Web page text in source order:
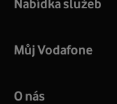
COMPAL CH7465VF
Nabídka služeb
Můj Vodafone
O nás